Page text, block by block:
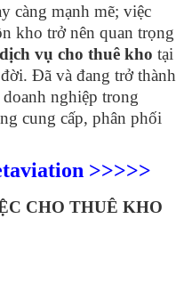
càng mạnh mẽ; việc
kho trở nên quan trọng
dịch vụ cho thuê kho tại
Đã và đang trở thành
nghiệp trong
cung cấp, phân phối
>>>>>
CHO THUÊ KHO